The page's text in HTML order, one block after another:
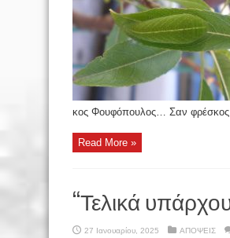
κος Φουφόπουλος… Σαν φρέσκος
Read More »
“Τελικά
27 Ιανουαρίου, 2025 ΑΠΟΨΕΙΣ